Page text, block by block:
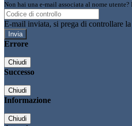
Non hai una e-mail associata al nome
E-mail inviata, si prega di controllare
Errore
Chiudi
Successo
Chiudi
Informazione
Chiudi